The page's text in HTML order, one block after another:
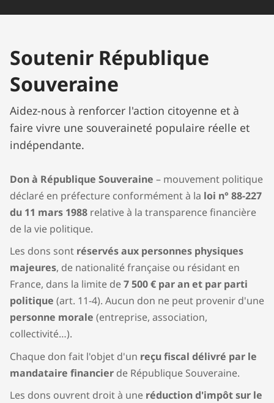
Soutenir République
Souveraine
Aidez-nous à renforcer l'action citoyenne et à
faire vivre une souveraineté populaire réelle et
indépendante.
Don à République Souveraine – mouvement politique
déclaré en préfecture conformément à la loi n° 88-227
du 11 mars 1988 relative à la transparence financière
de la vie politique.
Les dons sont réservés aux personnes physiques
majeures, de nationalité française ou résidant en
France, dans la limite de7 500 € par an et par parti
politique (art. 11-4). Aucun don ne peut provenir d'une
personne morale (entreprise, association,
collectivité…).
Chaque don fait l'objet d'un reçu fiscal délivré par le
mandataire financier de République Souveraine.
Les dons ouvrent droit à une réduction d'impôt sur le